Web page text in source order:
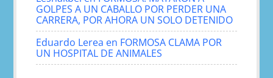
GOLPES A UN CABALLO POR PERDER UNA
CARRERA, POR AHORA UN SOLO DETENIDO
Eduardo Lerea en FORMOSA CLAMA POR
UN HOSPITAL DE ANIMALES